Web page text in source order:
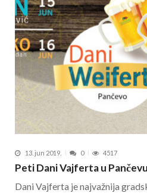
13. jun 2019. 0 4517
Peti Dani Vajferta u
Dani Vajferta je najvažnija